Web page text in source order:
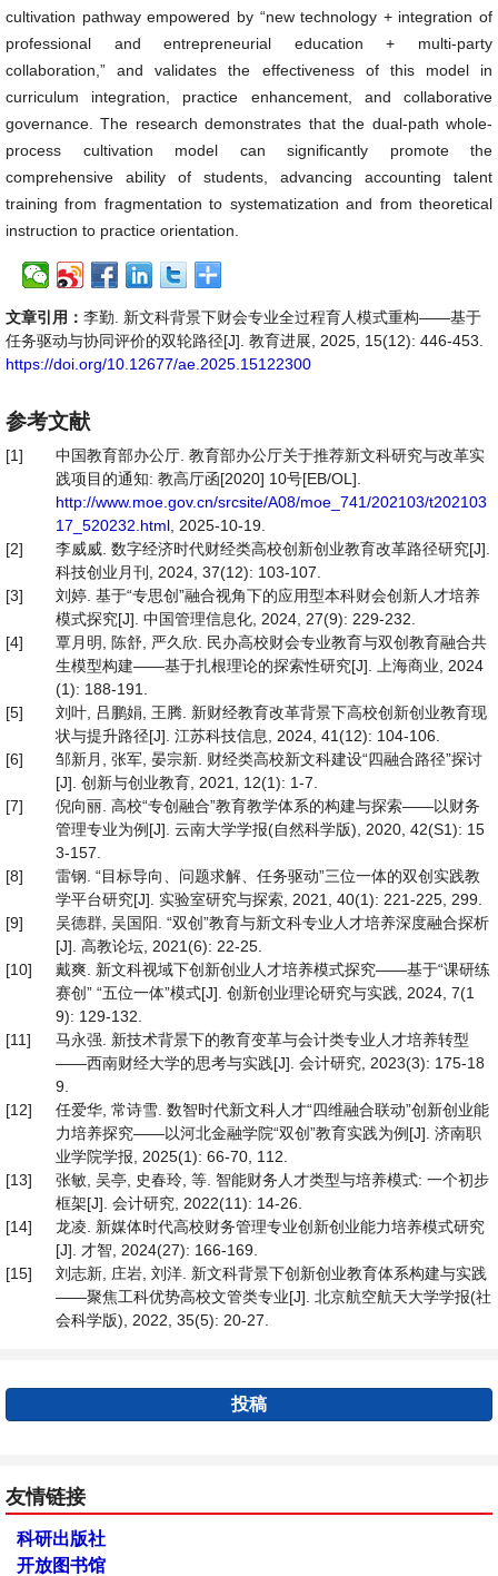
cultivation pathway empowered by “new technology + integration of
professional and entrepreneurial education + multi-party
collaboration,” and validates the effectiveness of this model in
curriculum integration, practice enhancement, and collaborative
governance. The research demonstrates that the dual-path whole-
process cultivation model can significantly promote the
comprehensive ability of students, advancing accounting talent
training from fragmentation to systematization and from theoretical
instruction to practice orientation.
文章引用： 李勤. 新文科背景下财会专业全过程育人模式重构——基于
任务驱动与协同评价的双轮路径[J]. 教育进展, 2025, 15(12): 446-453.
https://doi.org/10.12677/ae.2025.15122300
参考文献
[1]
中国教育部办公厅. 教育部办公厅关于推荐新文科研究与改革实
践项目的通知: 教高厅函[2020] 10号[EB/OL].
http://www.moe.gov.cn/srcsite/A08/moe_741/202103/t202103
17_520232.html , 2025-10-19.
[2]
李威威. 数字经济时代财经类高校创新创业教育改革路径研究[J].
科技创业月刊, 2024, 37(12): 103-107.
[3]
刘婷. 基于“专思创”融合视角下的应用型本科财会创新人才培养
模式探究[J]. 中国管理信息化, 2024, 27(9): 229-232.
[4]
覃月明, 陈舒, 严久欣. 民办高校财会专业教育与双创教育融合共
生模型构建——基于扎根理论的探索性研究[J]. 上海商业, 2024
(1): 188-191.
[5]
刘叶, 吕鹏娟, 王腾. 新财经教育改革背景下高校创新创业教育现
状与提升路径[J]. 江苏科技信息, 2024, 41(12): 104-106.
[6]
邹新月, 张军, 晏宗新. 财经类高校新文科建设“四融合路径”探讨
[J]. 创新与创业教育, 2021, 12(1): 1-7.
[7]
倪向丽. 高校“专创融合”教育教学体系的构建与探索——以财务
管理专业为例[J]. 云南大学学报(自然科学版), 2020, 42(S1): 15
3-157.
[8]
雷钢. “目标导向、问题求解、任务驱动”三位一体的双创实践教
学平台研究[J]. 实验室研究与探索, 2021, 40(1): 221-225, 299.
[9]
吴德群, 吴国阳. “双创”教育与新文科专业人才培养深度融合探析
[J]. 高教论坛, 2021(6): 22-25.
[10]
戴爽. 新文科视域下创新创业人才培养模式探究——基于“课研练
赛创” “五位一体”模式[J]. 创新创业理论研究与实践, 2024, 7(1
9): 129-132.
[11]
马永强. 新技术背景下的教育变革与会计类专业人才培养转型
——西南财经大学的思考与实践[J]. 会计研究, 2023(3): 175-18
9.
[12]
任爱华, 常诗雪. 数智时代新文科人才“四维融合联动”创新创业能
力培养探究——以河北金融学院“双创”教育实践为例[J]. 济南职
业学院学报, 2025(1): 66-70, 112.
[13]
张敏, 吴亭, 史春玲, 等. 智能财务人才类型与培养模式: 一个初步
框架[J]. 会计研究, 2022(11): 14-26.
[14]
龙凌. 新媒体时代高校财务管理专业创新创业能力培养模式研究
[J]. 才智, 2024(27): 166-169.
[15]
刘志新, 庄岩, 刘洋. 新文科背景下创新创业教育体系构建与实践
——聚焦工科优势高校文管类专业[J]. 北京航空航天大学学报(社
会科学版), 2022, 35(5): 20-27.
投稿
友情链接
科研出版社
开放图书馆